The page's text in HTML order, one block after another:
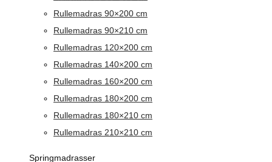
Rullemadras 90×200 cm
Rullemadras 90×210 cm
Rullemadras 120×200 cm
Rullemadras 140×200 cm
Rullemadras 160×200 cm
Rullemadras 180×200 cm
Rullemadras 180×210 cm
Rullemadras 210×210 cm
Springmadrasser